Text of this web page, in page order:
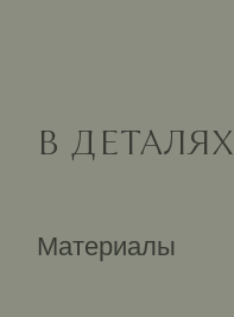
В ДЕТАЛЯХ
Материалы